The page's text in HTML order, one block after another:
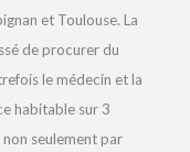
et Toulouse. La
de procurer du
le médecin et la
habitable sur 3
seulement par